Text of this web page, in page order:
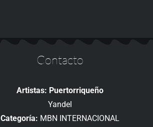
Contacto
Artistas: Puertorriqueño
Yandel
Categoría: MBN INTERNACIONAL